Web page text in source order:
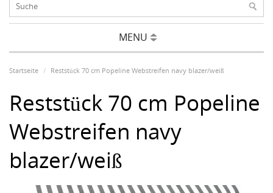
MENU
Startseite Reststück 70 cm Popeline Webstreifen navy blazer/weiß
Reststück 70 cm Popeline
Webstreifen navy
blazer/weiß